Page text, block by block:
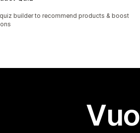
builder to recommend products & boost